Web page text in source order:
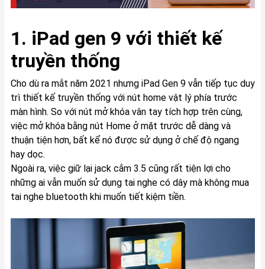
1. iPad gen 9 với thiết kế
truyền thống
Cho dù ra mắt năm 2021 nhưng iPad Gen 9 vẫn tiếp tục duy
trì thiết kế truyền thống với nút home vật lý phía trước
màn hình. So với nút mở khóa vân tay tích hợp trên cùng,
việc mở khóa bằng nút Home ở mặt trước dễ dàng và
thuận tiện hơn, bất kể nó được sử dụng ở chế độ ngang
hay dọc.
Ngoài ra, việc giữ lại jack cắm 3.5 cũng rất tiện lợi cho
những ai vẫn muốn sử dụng tai nghe có dây mà không mua
tai nghe bluetooth khi muốn tiết kiệm tiền.